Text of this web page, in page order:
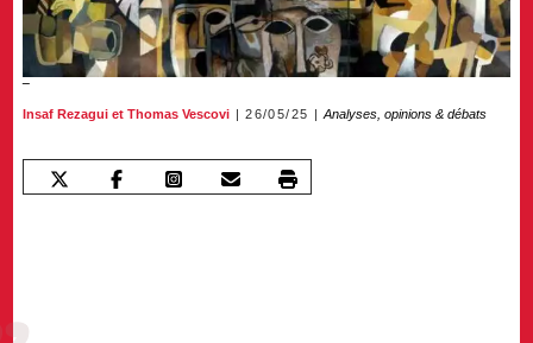
Insaf Rezagui etThomas Vescovi 26/05/25 Analyses, opinions & débats